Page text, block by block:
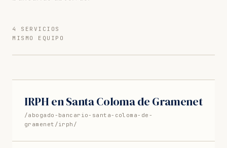
4 SERVICIOS
MISMO EQUIPO
IRPH en Santa Coloma de Gramenet
/abogado-bancario-santa-coloma-de-
gramenet/irph/